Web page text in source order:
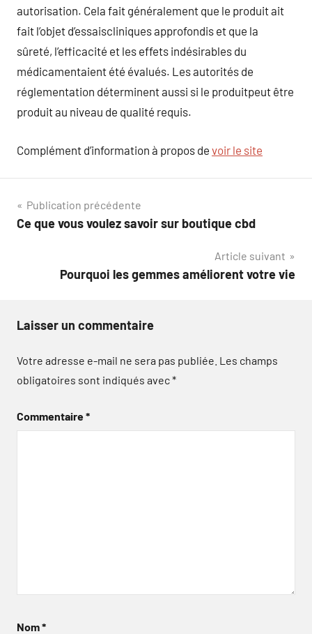
autorisation. Cela fait généralement que le produit ait
fait l’objet d’essaiscliniques approfondis et que la
sûreté, l’efficacité et les effets indésirables du
médicamentaient été évalués. Les autorités de
réglementation déterminent aussi si le produitpeut être
produit au niveau de qualité requis.
Complément d’information à propos de voir le site
Navigation
de
Publication précédente
Ce que vous voulez savoir sur boutique cbd
Article suivant
Pourquoi les gemmes améliorent votre vie
Laisser un commentaire
Votre adresse e-mail ne sera pas publiée. Les champs
obligatoires sont indiqués avec*
Commentaire*
Nom*